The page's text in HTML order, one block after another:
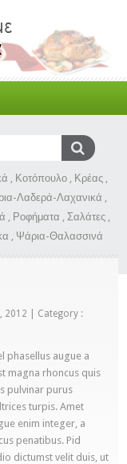
, Κοτόπουλο , Κρέας ,
Λαδερά-Λαχανικά ,
, Ροφήματα , Σαλάτες,
, Ψάρια-Θαλασσινά
2012
Category :
phasellus augue a
magna rhoncus quis
pulvinar purus
turpis. Amet
enim integer, a
penatibus. Pid
dictumst velit duis, ut